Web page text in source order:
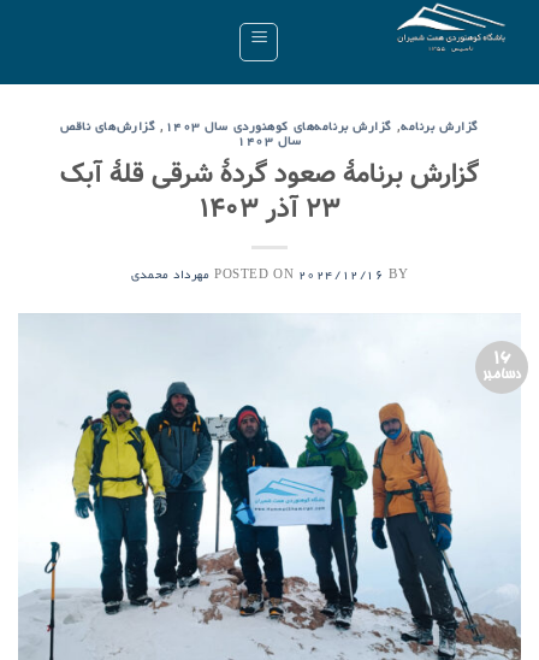
گزارش برنامه, گزارش برنامه‌های کوهنوردی سال ۱۴۰۳ , گزارش‌های ناقص
سال ۱۴۰۳
گزارش برنامۀ صعود گردۀ شرقی قلۀ آبک
۲۳ آذر ۱۴۰۳
POSTED ON 2024/12/16 BY مهرداد محمدی
16
دسامبر